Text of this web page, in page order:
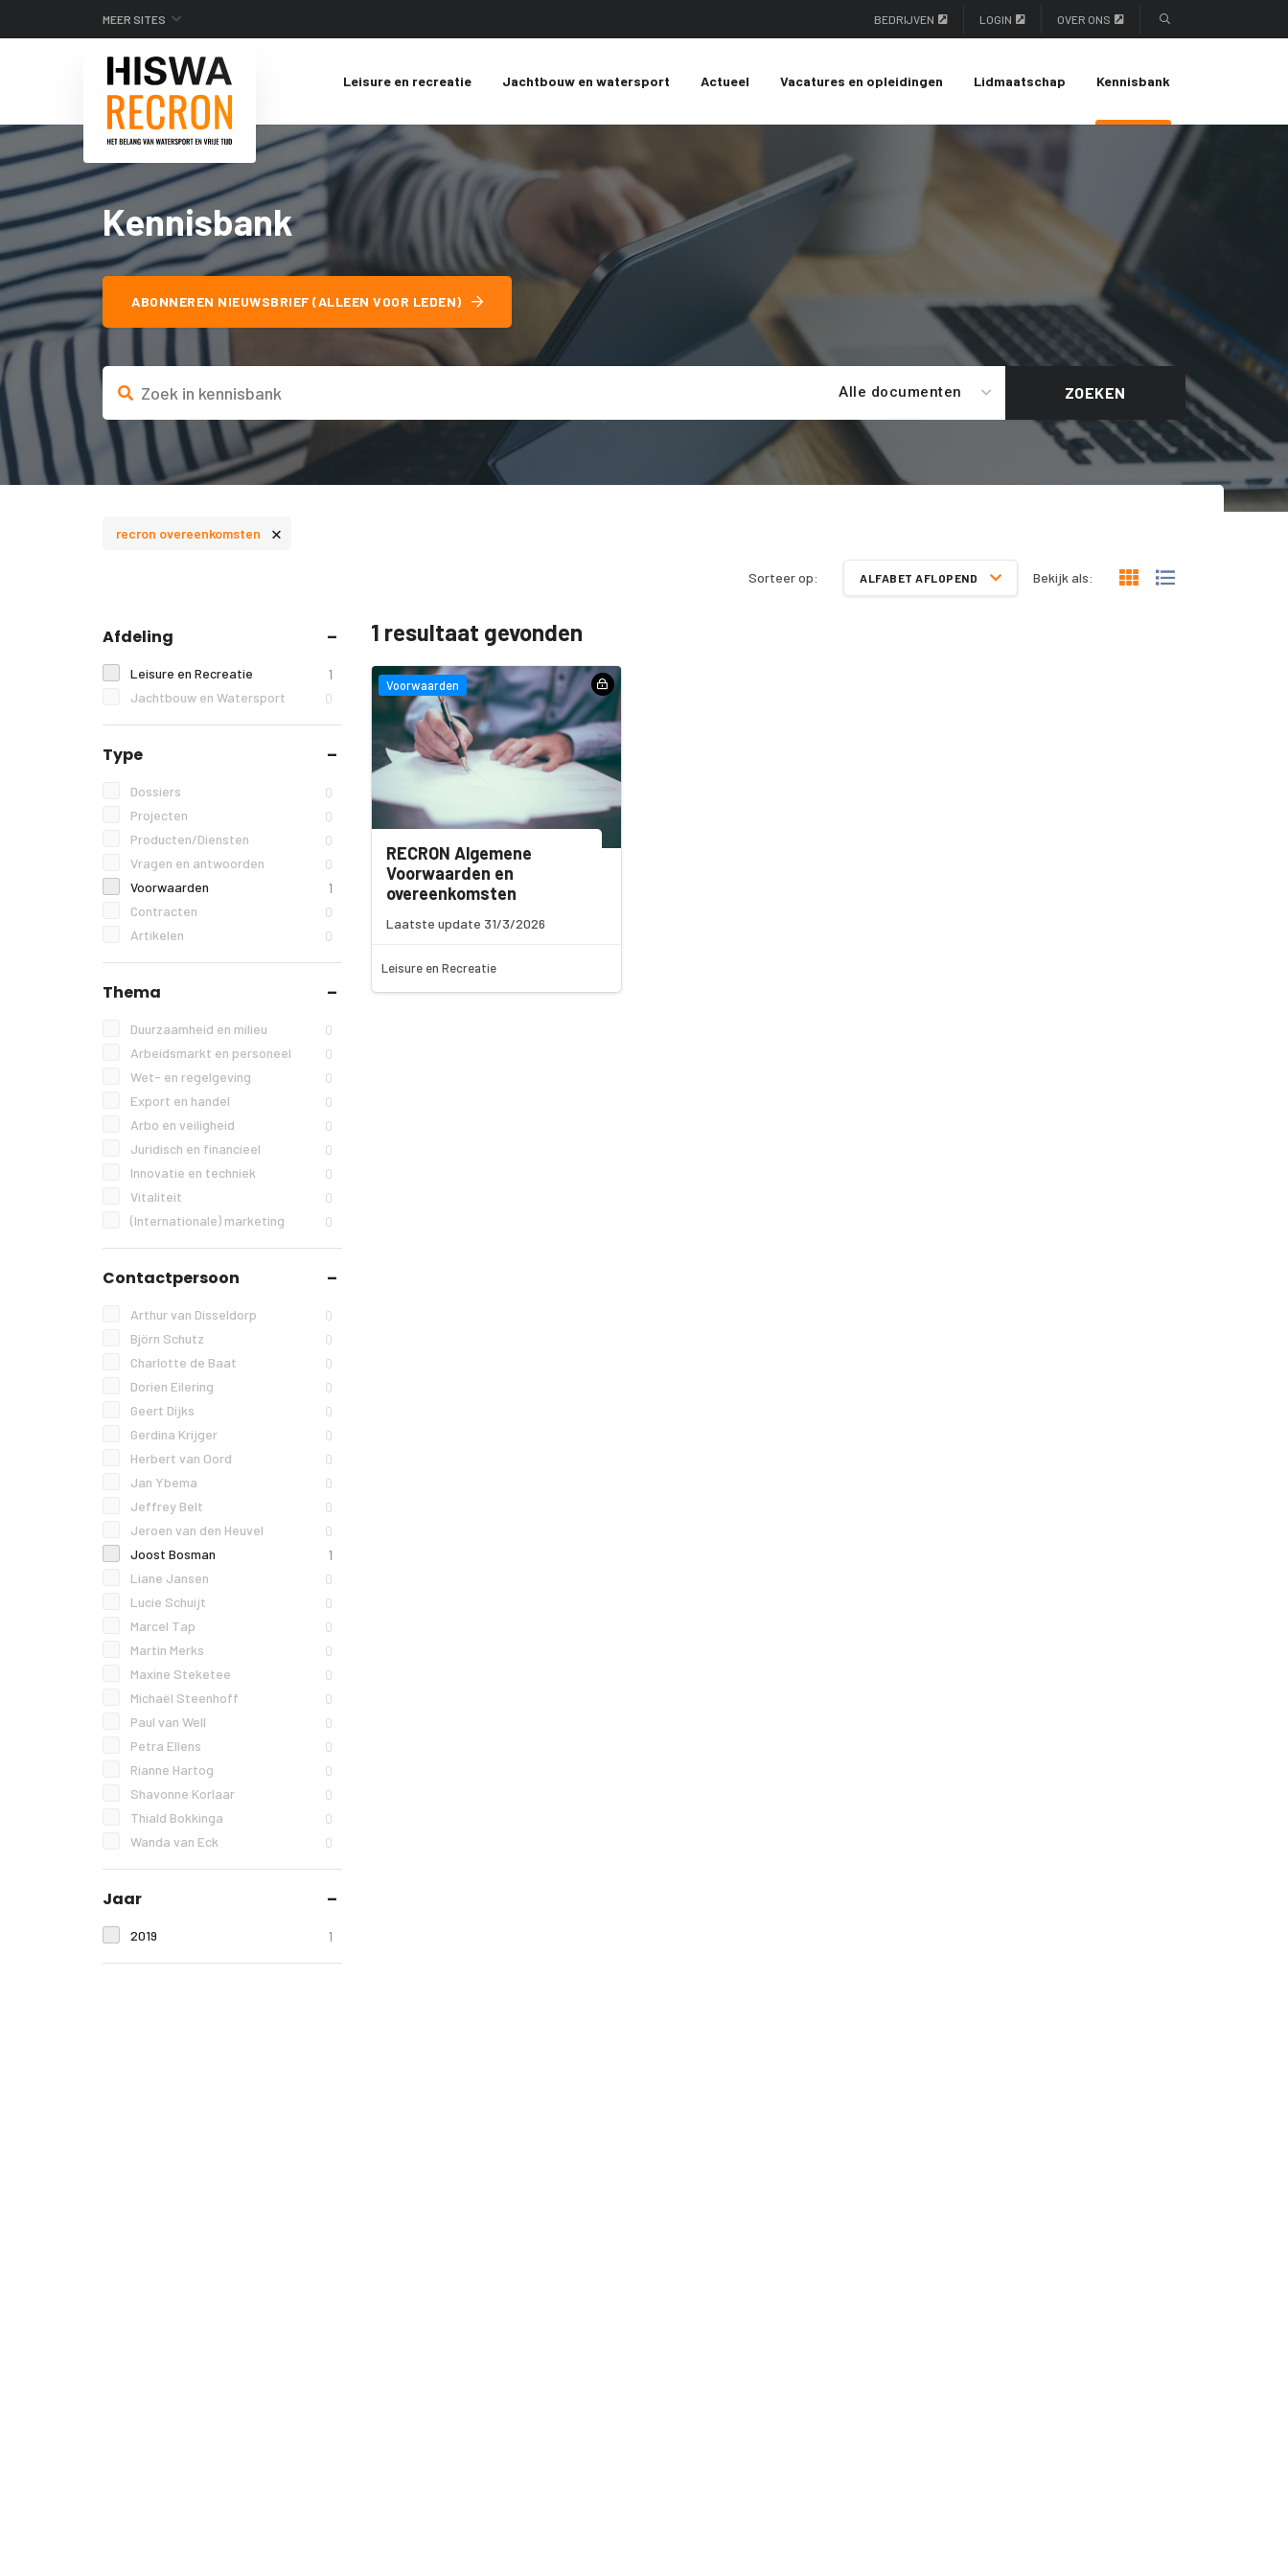
MEER SITES BEDRIJVEN LOGIN OVER ONS
Leisure en recreatie Jachtbouw en watersport Actueel Vacatures en opleidingen Lidmaatschap Kennisbank
Kennisbank
ABONNEREN NIEUWSBRIEF (ALLEEN VOOR LEDEN)
Alle documenten ZOEKEN
recron overeenkomsten ×
Sorteer op: ALFABET AFLOPEND Bekijk als:
Afdeling
Leisure en Recreatie 1
Jachtbouw en Watersport 0
Type
Dossiers 0
Projecten 0
Producten/Diensten 0
Vragen en antwoorden 0
Voorwaarden 1
Contracten 0
Artikelen 0
Thema
Duurzaamheid en milieu 0
Arbeidsmarkt en personeel 0
Wet- en regelgeving 0
Export en handel 0
Arbo en veiligheid 0
Juridisch en financieel 0
Innovatie en techniek 0
Vitaliteit 0
(Internationale) marketing 0
Contactpersoon
Arthur van Disseldorp 0
Björn Schutz 0
Charlotte de Baat 0
Dorien Eilering 0
Geert Dijks 0
Gerdina Krijger 0
Herbert van Oord 0
Jan Ybema 0
Jeffrey Belt 0
Jeroen van den Heuvel 0
Joost Bosman 1
Liane Jansen 0
Lucie Schuijt 0
Marcel Tap 0
Martin Merks 0
Maxine Steketee 0
Michaël Steenhoff 0
Paul van Well 0
Petra Ellens 0
Rianne Hartog 0
Shavonne Korlaar 0
Thiald Bokkinga 0
Wanda van Eck 0
Jaar
2019 1
1 resultaat gevonden
Voorwaarden
RECRON Algemene
Voorwaarden en
overeenkomsten
Laatste update 31/3/2026
Leisure en Recreatie